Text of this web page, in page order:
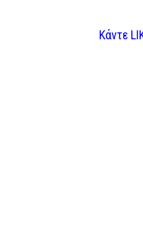
Κάντε